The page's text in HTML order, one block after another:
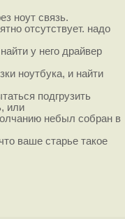
ноут связь.
отсутствует. надо
у него драйвер
ноутбука, и найти
подгрузить
или
небыл собран в
ваше старье такое